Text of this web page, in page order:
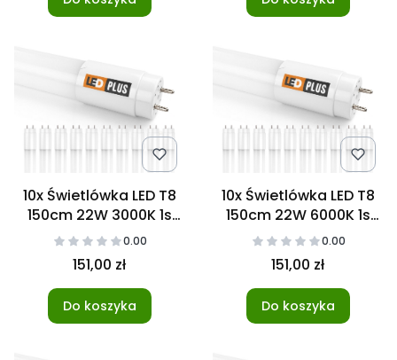
10x Świetlówka LED T8
150cm 22W 3000K 1s
NANO 0.00
151,00 zł
Do koszyka
10x Świetlówka LED T8
150cm 22W 6000K 1s
NANO 0.00
151,00 zł
Do koszyka